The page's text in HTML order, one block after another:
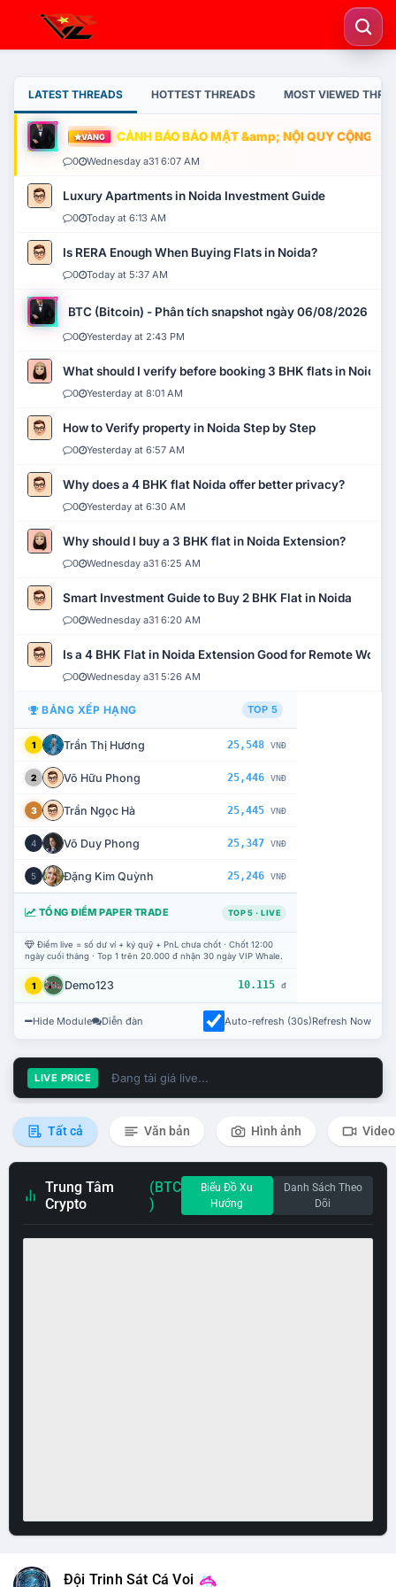
LATEST THREADS HOTTEST THREADS MOST VIEWED
VÀNG CẢNH BÁO BẢO MẬT &amp; NỘI QUY CỘNG
0 Wednesday a31 6:07 AM
Luxury Apartments in Noida Investment Guide
0 Today at 6:13 AM
Is RERA Enough When Buying Flats in Noida?
0 Today at 5:37 AM
BTC (Bitcoin) - Phân tích snapshot ngày 06/08/2026
0 Yesterday at 2:43 PM
What should I verify before booking 3 BHK flats in Noida?
0 Yesterday at 8:01 AM
How to Verify property in Noida Step by Step
0 Yesterday at 6:57 AM
Why does a 4 BHK flat Noida offer better privacy?
0 Yesterday at 6:30 AM
Why should I buy a 3 BHK flat in Noida Extension?
0 Wednesday a31 6:25 AM
Smart Investment Guide to Buy 2 BHK Flat in Noida
0 Wednesday a31 6:20 AM
Is a 4 BHK Flat in Noida Extension Good for Remote Work?
0 Wednesday a31 5:26 AM
BẢNG XẾP HẠNG TOP 5
1 Trần Thị Hương 25,548 VNĐ
2 Võ Hữu Phong 25,446 VNĐ
3 Trần Ngọc Hà 25,445 VNĐ
4 Võ Duy Phong 25,347 VNĐ
5 Đặng Kim Quỳnh 25,246 VNĐ
TỔNG ĐIỂM PAPER TRADE TOP 5 · LIVE
Điểm live = số dư ví + ký quỹ + PnL chưa chốt · Chốt 12:00
ngày cuối tháng · Top 1 trên 20.000 đ nhận 30 ngày VIP Whale.
1 Demo123 10.115 đ
Hide Module Diễn đàn Auto-refresh (30s)Refresh Now
LIVE PRICE Đang tải giá live...
Tất cả Văn bản Hình ảnh Video
Trung Tâm
Crypto
(BTC
)
Biểu Đồ Xu
Hướng
Danh Sách Theo
Dõi
Đội Trinh Sát Cá Voi